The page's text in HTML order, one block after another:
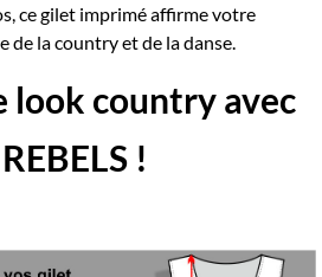
ce gilet imprimé affirme votre
de la country et de la danse.
country avec
!